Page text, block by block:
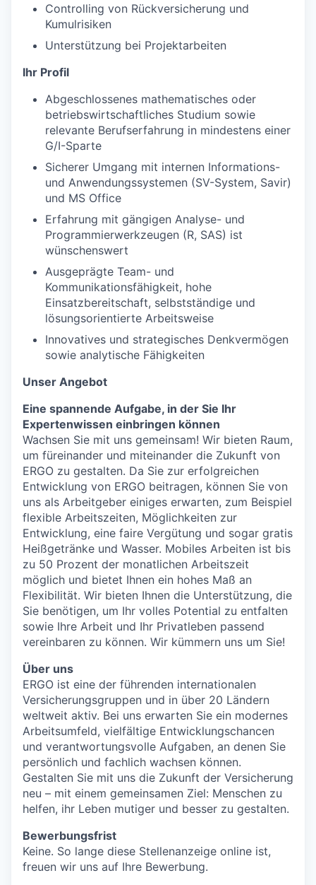
Controlling von Rückversicherung und
Kumulrisiken
Unterstützung bei Projektarbeiten
Ihr Profil
Abgeschlossenes mathematisches oder
betriebswirtschaftliches Studium sowie
relevante Berufserfahrung in mindestens einer
G/I-Sparte
Sicherer Umgang mit internen Informations-
und Anwendungssystemen (SV-System, Savir)
und MS Office
Erfahrung mit gängigen Analyse- und
Programmierwerkzeugen (R, SAS) ist
wünschenswert
Ausgeprägte Team- und
Kommunikationsfähigkeit, hohe
Einsatzbereitschaft, selbstständige und
lösungsorientierte Arbeitsweise
Innovatives und strategisches Denkvermögen
sowie analytische Fähigkeiten
Unser Angebot
Eine spannende Aufgabe, in der Sie Ihr
Expertenwissen einbringen können
Wachsen Sie mit uns gemeinsam! Wir bieten Raum,
um füreinander und miteinander die Zukunft von
ERGO zu gestalten. Da Sie zur erfolgreichen
Entwicklung von ERGO beitragen, können Sie von
uns als Arbeitgeber einiges erwarten, zum Beispiel
flexible Arbeitszeiten, Möglichkeiten zur
Entwicklung, eine faire Vergütung und sogar gratis
Heißgetränke und Wasser. Mobiles Arbeiten ist bis
zu 50 Prozent der monatlichen Arbeitszeit
möglich und bietet Ihnen ein hohes Maß an
Flexibilität. Wir bieten Ihnen die Unterstützung, die
Sie benötigen, um Ihr volles Potential zu entfalten
sowie Ihre Arbeit und Ihr Privatleben passend
vereinbaren zu können. Wir kümmern uns um Sie!
Über uns
ERGO ist eine der führenden internationalen
Versicherungsgruppen und in über 20 Ländern
weltweit aktiv. Bei uns erwarten Sie ein modernes
Arbeitsumfeld, vielfältige Entwicklungschancen
und verantwortungsvolle Aufgaben, an denen Sie
persönlich und fachlich wachsen können.
Gestalten Sie mit uns die Zukunft der Versicherung
neu – mit einem gemeinsamen Ziel: Menschen zu
helfen, ihr Leben mutiger und besser zu gestalten.
Bewerbungsfrist
Keine. So lange diese Stellenanzeige online ist,
freuen wir uns auf Ihre Bewerbung.